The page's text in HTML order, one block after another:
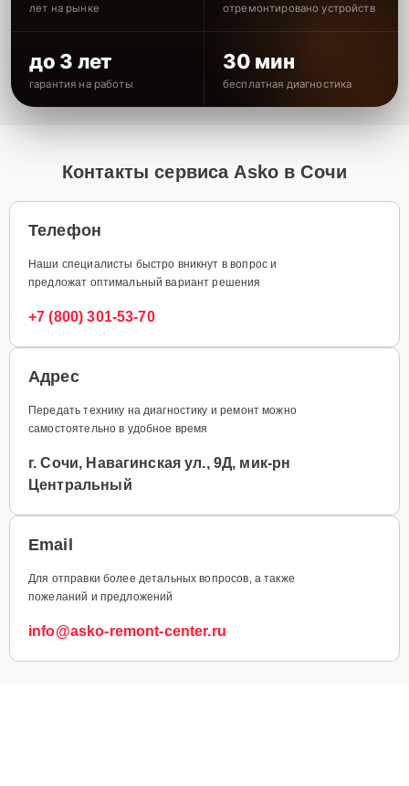
лет на рынке отремонтировано устройств
до 3 лет
гарантия на работы
30 мин
бесплатная диагностика
Контакты сервиса Asko в Сочи
Телефон
Наши специалисты быстро вникнут в вопрос и
предложат оптимальный вариант решения
+7 (800) 301-53-70
Адрес
Передать технику на диагностику и ремонт можно
самостоятельно в удобное время
г. Сочи, Навагинская ул., 9Д, мик-рн
Центральный
Email
Для отправки более детальных вопросов, а также
пожеланий и предложений
info@asko-remont-center.ru